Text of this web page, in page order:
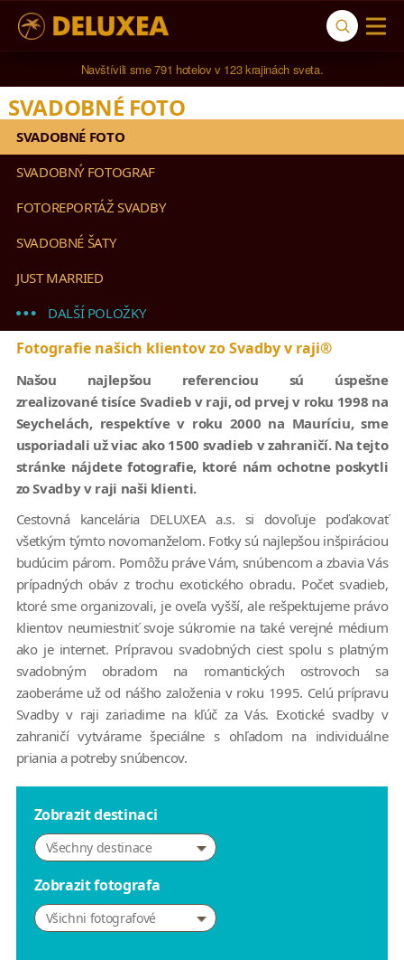
Poradíme s dovolenkou na mieru.
SVADOBNÉ FOTO
SVADOBNÉ FOTO
SVADOBNÝ FOTOGRAF
FOTOREPORTÁŽ SVADBY
SVADOBNÉ ŠATY
JUST MARRIED
DALŠÍ POLOŽKY
Fotografie našich klientov zo Svadby v raji®
Našou najlepšou referenciou sú úspešne
zrealizované tisíce Svadieb v raji, od prvej v roku 1998 na
Seychelách, respektíve v roku 2000 na Mauríciu, sme
usporiadali už viac ako 1500 svadieb v zahraničí. Na tejto
stránke nájdete fotografie, ktoré nám ochotne poskytli
zo Svadby v raji naši klienti.
Cestovná kancelária DELUXEA a.s. si dovoľuje poďakovať
všetkým týmto novomanželom. Fotky sú najlepšou inšpiráciou
budúcim párom. Pomôžu práve Vám, snúbencom a zbavia Vás
prípadných obáv z trochu exotického obradu. Počet svadieb,
ktoré sme organizovali, je oveľa vyšší, ale rešpektujeme právo
klientov neumiestniť svoje súkromie na také verejné médium
ako je internet. Prípravou svadobných ciest spolu s platným
svadobným obradom na romantických ostrovoch sa
zaoberáme už od nášho založenia v roku 1995. Celú prípravu
Svadby v raji zariadime na kľúč za Vás. Exotické svadby v
zahraničí vytvárame špeciálne s ohľadom na individuálne
priania a potreby snúbencov.
Zobrazit destinaci
Všechny destinace
Zobrazit fotografa
Všichni fotografové